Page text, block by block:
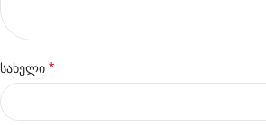
სახელი *